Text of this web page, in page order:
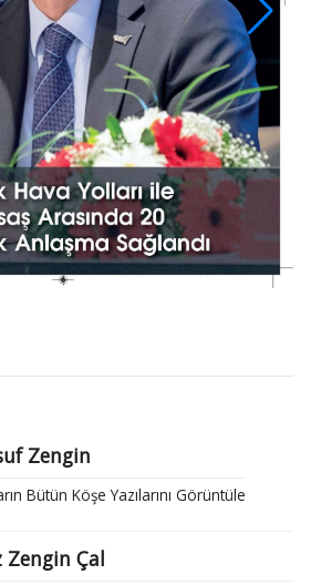
Zengin
Bütün Köşe Yazılarını Görüntüle
Zengin Çal